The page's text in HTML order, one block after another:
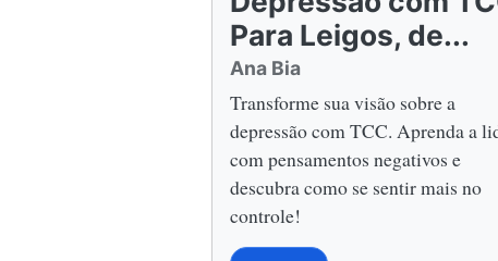
Para Leigos, de...
Ana Bia
Transforme sua visão sobre a
depressão com TCC. Aprenda a
com pensamentos negativos e
descubra como se sentir mais no
controle!